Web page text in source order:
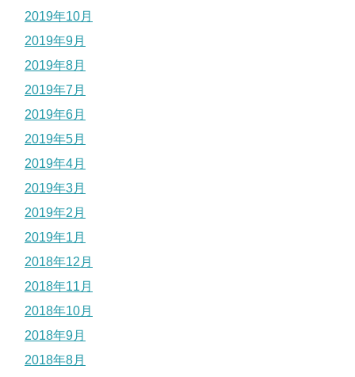
2019年10月
2019年9月
2019年8月
2019年7月
2019年6月
2019年5月
2019年4月
2019年3月
2019年2月
2019年1月
2018年12月
2018年11月
2018年10月
2018年9月
2018年8月